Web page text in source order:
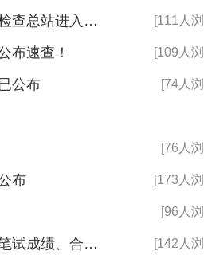
[111人
2024国考分数线：国家公务员考试出入境边防检查总站进入面试最高分|最低分
[109人
布速查！
[74人
公布
[76人
[173人
布
[96人
[142人
2024年中央机关及其直属机构考试录用公务员笔试成绩、合格分数线发布